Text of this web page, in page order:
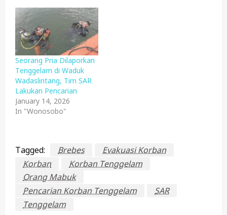
Seorang Pria Dilaporkan
Tenggelam di Waduk
Wadaslintang, Tim SAR
Lakukan Pencarian
January 14, 2026
In "Wonosobo"
Tagged: Brebes
Evakuasi Korban
Korban
Korban Tenggelam
Orang Mabuk
Pencarian Korban Tenggelam
SAR
Tenggelam